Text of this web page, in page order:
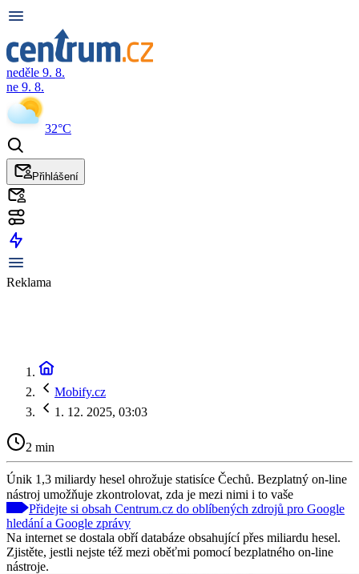
neděle 9. 8.
ne 9. 8.
32°C
Přihlášení
Reklama
Mobify.cz
1. 12. 2025, 03:03
2 min
Únik 1,3 miliardy hesel ohrožuje statisíce Čechů. Bezplatný on-line
nástroj umožňuje zkontrolovat, zda je mezi nimi i to vaše
Přidejte si obsah Centrum.cz do oblíbených zdrojů pro Google
hledání a Google zprávy
Na internet se dostala obří databáze obsahující přes miliardu hesel.
Zjistěte, jestli nejste též mezi oběťmi pomocí bezplatného on-line
nástroje.